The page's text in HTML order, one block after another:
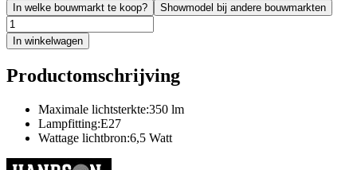
In welke bouwmarkt te koop? Showmodel bij andere bouwmarkten
In winkelwagen
Productomschrijving
Maximale lichtsterkte:350 lm
Lampfitting:E27
Wattage lichtbron:6,5 Watt